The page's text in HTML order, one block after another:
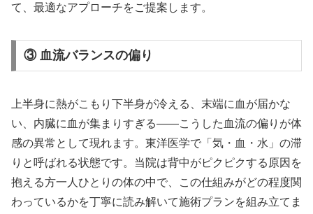
て、最適なアプローチをご提案します。
③ 血流バランスの偏り
上半身に熱がこもり下半身が冷える、末端に血が届かな
い、内臓に血が集まりすぎる——こうした血流の偏りが体
感の異常として現れます。東洋医学で「気・血・水」の滞
りと呼ばれる状態です。当院は背中がピクピクする原因を
抱える方一人ひとりの体の中で、この仕組みがどの程度関
わっているかを丁寧に読み解いて施術プランを組み立てま